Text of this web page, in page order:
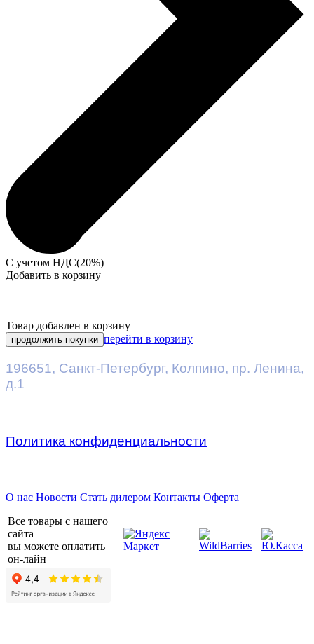
С учетом НДС(20%)
Добавить в корзину
Товар добавлен в корзину
продолжить покупки перейти в корзину
196651, Санкт-Петербург, Колпино, пр. Ленина,
д.1
Политика конфиденциальности
О нас Новости Стать дилером Контакты Оферта
Все товары с нашего
сайта
вы можете оплатить
он-лайн